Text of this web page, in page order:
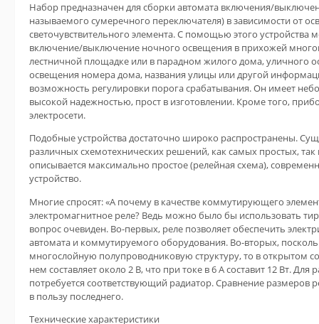
Набор предназначен для сборки автомата включения/
называемого сумеречного переключателя) в зависимости от
светочувствительного элемента. С помощью этого устройства
включение/выключение ночного освещения в прихожей
лестничной площадке или в парадном жилого дома, уличного
освещения номера дома, названия улицы или другой
возможность регулировки порога срабатывания. Он имеет
высокой надежностью, прост в изготовлении. Кроме того,
электросети.
Подобные устройства достаточно широко распространены.
различных схемотехнических решений, как самых простых,
описывается максимально простое (релейная схема),
устройство.
Многие спросят: «А почему в качестве коммутирующего
электромагнитное реле? Ведь можно было бы использовать
вопрос очевиден. Во-первых, реле позволяет обеспечить
автомата и коммутируемого оборудования. Во-вторых,
многослойную полупроводниковую структуру, то в открытом
нем составляет около 2 В, что при токе в 6 А составит 12 Вт.
потребуется соответствующий радиатор. Сравнение размеров
в пользу последнего.
Технические характеристики